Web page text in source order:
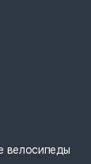
велосипеды